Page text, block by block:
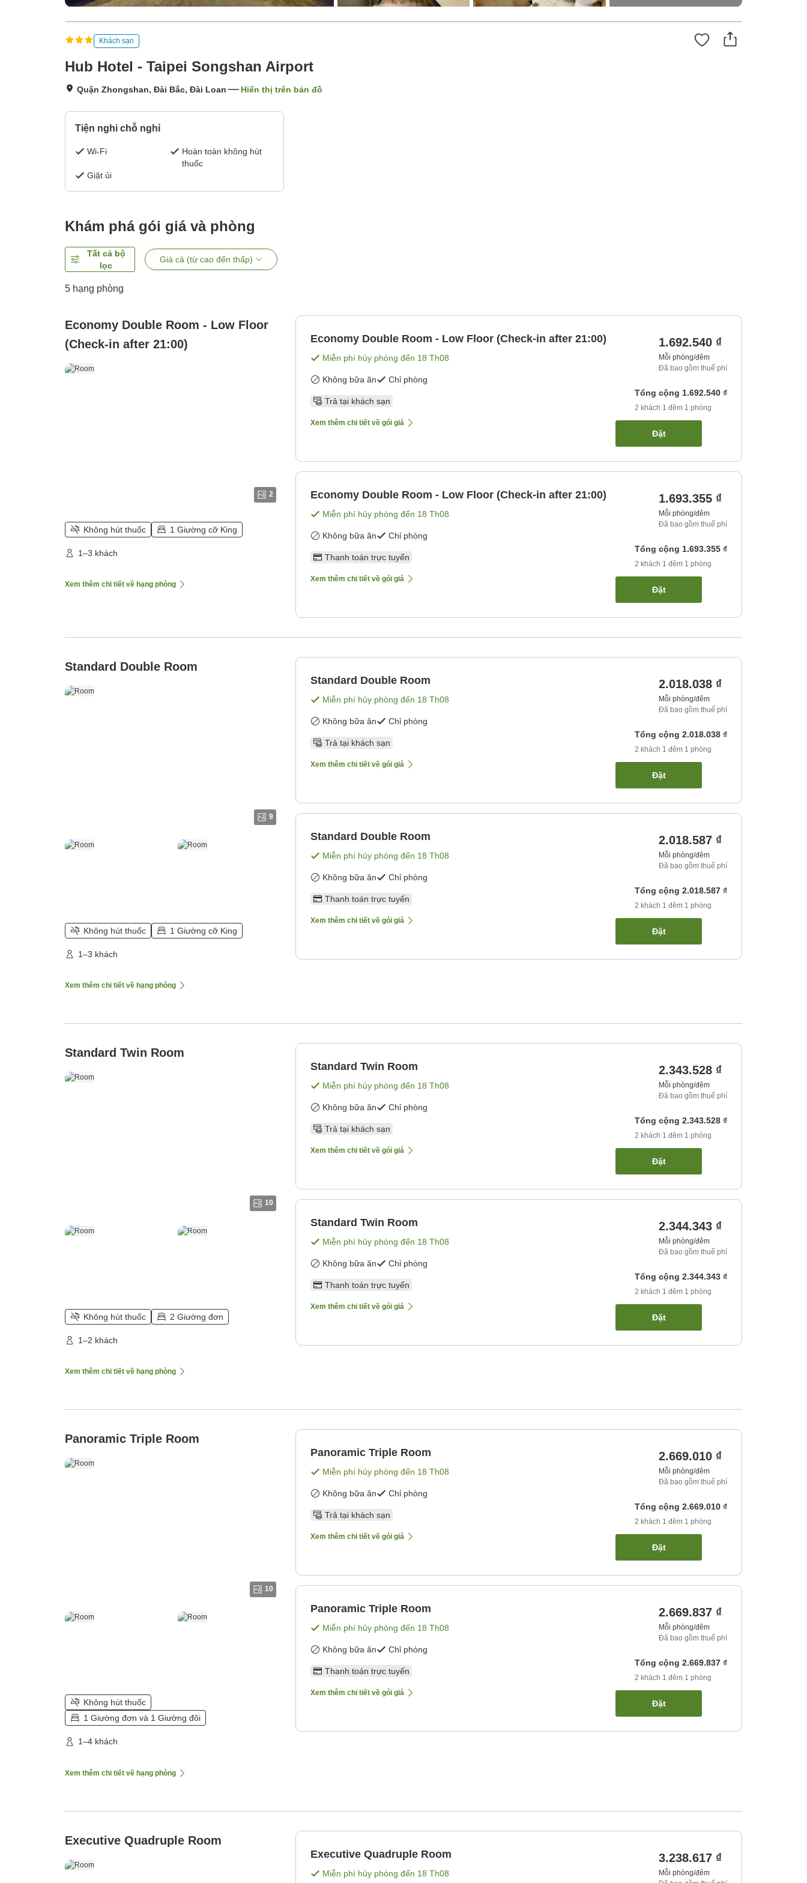
Khách sạn
Hub Hotel - Taipei Songshan Airport
Quận Zhongshan, Đài Bắc, Đài Loan Hiển thị trên bản đồ
Tiện nghi chỗ nghỉ
Wi-Fi
Hoàn toàn không hút
thuốc
Giặt ủi
Khám phá gói giá và phòng
Tất cả bộ
lọc
Giá cả (từ cao đến thấp)
5 hạng phòng
Economy Double Room - Low Floor
(Check-in after 21:00)
2
Không hút thuốc 1 Giường cỡ King
1–3 khách
Xem thêm chi tiết về hạng phòng
Economy Double Room - Low Floor (Check-in after 21:00)
Miễn phí hủy phòng đến 18 Th08
Không bữa ăn Chỉ phòng
Trả tại khách sạn
Xem thêm chi tiết về gói giá
1.692.540 ₫
Mỗi phòng/đêm
Đã bao gồm thuế phí
Tổng cộng 1.692.540 ₫
2 khách 1 đêm 1 phòng
Đặt
Economy Double Room - Low Floor (Check-in after 21:00)
Miễn phí hủy phòng đến 18 Th08
Không bữa ăn Chỉ phòng
Thanh toán trực tuyến
Xem thêm chi tiết về gói giá
1.693.355 ₫
Mỗi phòng/đêm
Đã bao gồm thuế phí
Tổng cộng 1.693.355 ₫
2 khách 1 đêm 1 phòng
Đặt
Standard Double Room
9
Không hút thuốc 1 Giường cỡ King
1–3 khách
Xem thêm chi tiết về hạng phòng
Standard Double Room
Miễn phí hủy phòng đến 18 Th08
Không bữa ăn Chỉ phòng
Trả tại khách sạn
Xem thêm chi tiết về gói giá
2.018.038 ₫
Mỗi phòng/đêm
Đã bao gồm thuế phí
Tổng cộng 2.018.038 ₫
2 khách 1 đêm 1 phòng
Đặt
Standard Double Room
Miễn phí hủy phòng đến 18 Th08
Không bữa ăn Chỉ phòng
Thanh toán trực tuyến
Xem thêm chi tiết về gói giá
2.018.587 ₫
Mỗi phòng/đêm
Đã bao gồm thuế phí
Tổng cộng 2.018.587 ₫
2 khách 1 đêm 1 phòng
Đặt
Standard Twin Room
10
Không hút thuốc 2 Giường đơn
1–2 khách
Xem thêm chi tiết về hạng phòng
Standard Twin Room
Miễn phí hủy phòng đến 18 Th08
Không bữa ăn Chỉ phòng
Trả tại khách sạn
Xem thêm chi tiết về gói giá
2.343.528 ₫
Mỗi phòng/đêm
Đã bao gồm thuế phí
Tổng cộng 2.343.528 ₫
2 khách 1 đêm 1 phòng
Đặt
Standard Twin Room
Miễn phí hủy phòng đến 18 Th08
Không bữa ăn Chỉ phòng
Thanh toán trực tuyến
Xem thêm chi tiết về gói giá
2.344.343 ₫
Mỗi phòng/đêm
Đã bao gồm thuế phí
Tổng cộng 2.344.343 ₫
2 khách 1 đêm 1 phòng
Đặt
Panoramic Triple Room
10
Không hút thuốc
1 Giường đơn và 1 Giường đôi
1–4 khách
Xem thêm chi tiết về hạng phòng
Panoramic Triple Room
Miễn phí hủy phòng đến 18 Th08
Không bữa ăn Chỉ phòng
Trả tại khách sạn
Xem thêm chi tiết về gói giá
2.669.010 ₫
Mỗi phòng/đêm
Đã bao gồm thuế phí
Tổng cộng 2.669.010 ₫
2 khách 1 đêm 1 phòng
Đặt
Panoramic Triple Room
Miễn phí hủy phòng đến 18 Th08
Không bữa ăn Chỉ phòng
Thanh toán trực tuyến
Xem thêm chi tiết về gói giá
2.669.837 ₫
Mỗi phòng/đêm
Đã bao gồm thuế phí
Tổng cộng 2.669.837 ₫
2 khách 1 đêm 1 phòng
Đặt
Executive Quadruple Room
Executive Quadruple Room
Miễn phí hủy phòng đến 18 Th08
3.238.617 ₫
Mỗi phòng/đêm